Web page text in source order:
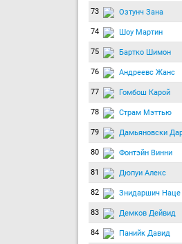
73 Озтунч Зана
74 Шоу Мартин
75 Бартко Шимон
76 Андреевс Жанс
77 Гомбош Карой
78 Страм Мэттью
79 Дамьяновски
80 Фонтэйн Винни
81 Дюпуи Алекс
82 Знидаршич Наце
83 Демков Дейвид
84 Панийк Давид